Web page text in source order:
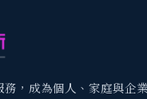
，成為個人、家庭與企